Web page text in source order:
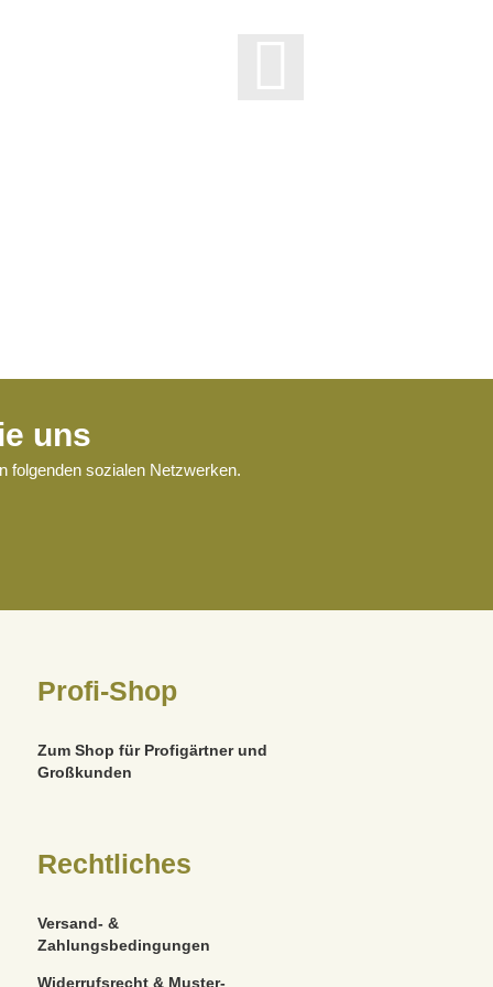
uns
folgenden sozialen Netzwerken.
Profi-Shop
Zum Shop für Profigärtner und
Großkunden
Rechtliches
Versand- &
Zahlungsbedingungen
Widerrufsrecht & Muster-